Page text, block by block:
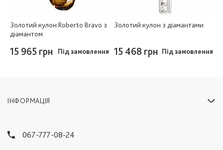
Золотий кулон Roberto Bravo з
діамантом
15 965 грн Під замовлення
Золотий кулон з діамантами
15 468 грн Під замовлення
ІНФОРМАЦІЯ
067-777-08-24